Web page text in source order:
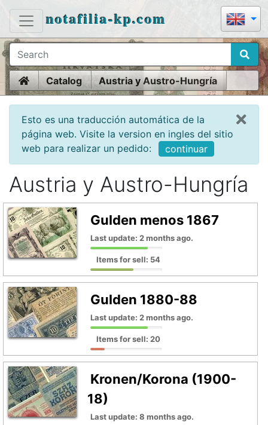
notafilia-kp.com
HomeCatalog Austria y Austro-Hungría
Esto es una traducción automática de la
página web. Visite la version en ingles del sitio
web para realizar un pedido:
continuar
Austria y Austro-Hungría
Gulden menos 1867
Last update: 2 months ago.
Items for sell: 54
Gulden 1880-88
Last update: 2 months ago.
Items for sell: 20
Kronen/Korona (1900-
18)
Last update: 8 months ago.